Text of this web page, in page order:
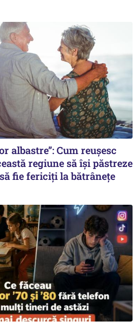
albastre”: Cum reușesc
regiune să își păstreze
fie fericiți la bătrânețe